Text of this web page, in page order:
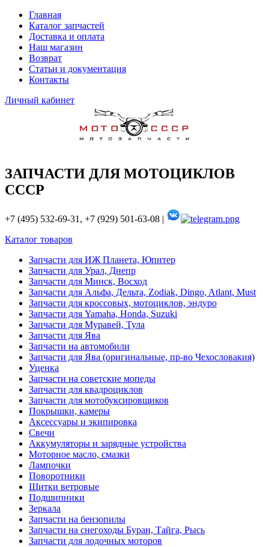
Главная
Каталог запчастей
Доставка и оплата
Наш магазин
Возврат
Статьи и документация
Контакты
Личный кабинет
ЗАПЧАСТИ ДЛЯ МОТОЦИКЛОВ
СССР
+7 (495) 532-69-31, +7 (929) 501-63-08 |
Каталог товаров
Запчасти для ИЖ Планета, Юпитер
Запчасти для Урал, Днепр
Запчасти для Минск, Восход
Запчасти для Альфа, Дельта, Zodiak, Dingo, Atlant, Must
Запчасти для кроссовых, мотоциклов, эндуро
Запчасти для Yamaha, Honda, Suzuki
Запчасти для Муравей, Тула
Запчасти для Ява
Запчасти на автомобили
Запчасти для Ява (оригинальные, пр-во Чехословакия)
Уценка
Запчасти на советские мопеды
Запчасти для квадроциклов
Запчасти для мотобуксировщиков
Покрышки, камеры
Аксессуары и экипировка
Свечи
Аккумуляторы и зарядные устройства
Моторное масло, смазки
Лампочки
Поворотники
Щитки ветровые
Подшипники
Зеркала
Запчасти на бензопилы
Запчасти на снегоходы Буран, Тайга, Рысь
Запчасти для лодочных моторов